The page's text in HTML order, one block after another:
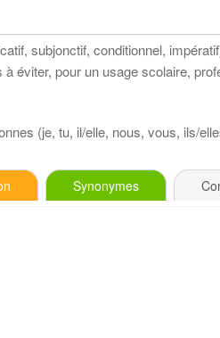
subjonctif, conditionnel,
éviter, pour un usage scolaire,
(je, tu, il/elle, nous, vous, ils/
Synonymes